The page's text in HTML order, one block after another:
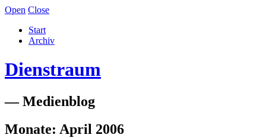
Open Close
Start
Archiv
Dienstraum
— Medienblog
Monate: April 2006